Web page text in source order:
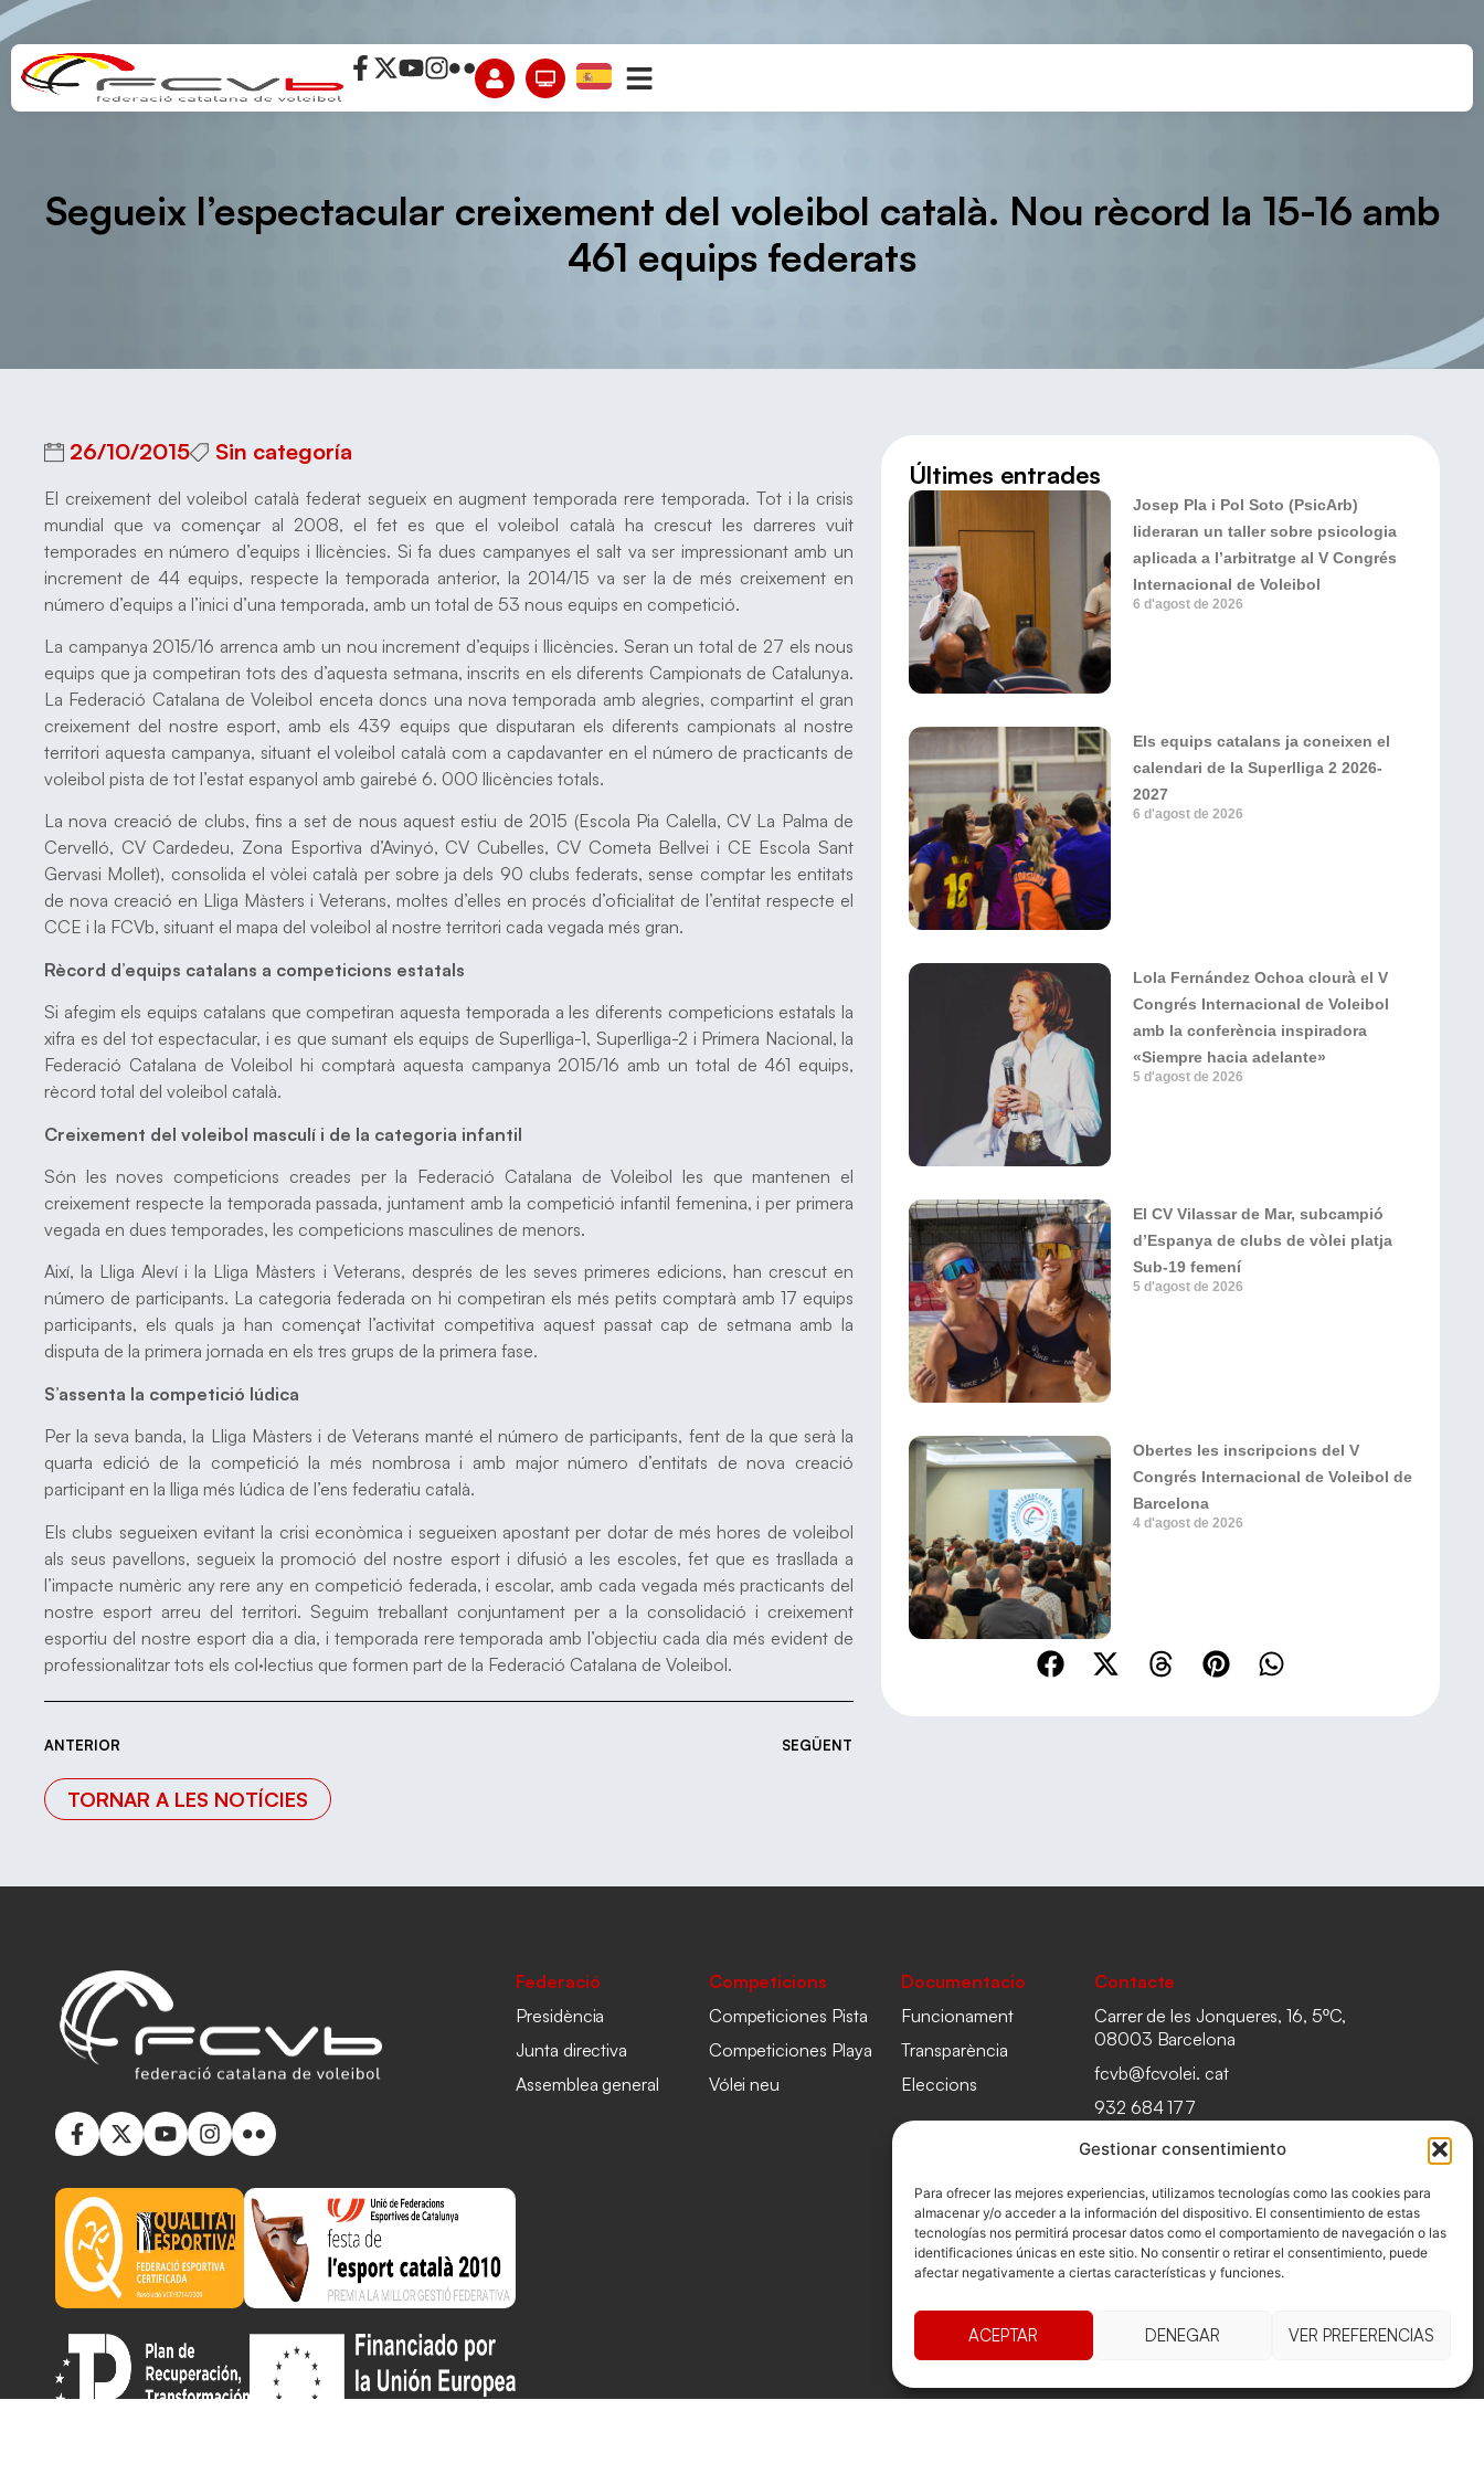
Gestionar consentimiento
Para ofrecer las mejores experiencias, utilizamos tecnologías como las cookies para
almacenar y/o acceder a la información del dispositivo. El consentimiento de estas
tecnologías nos permitirá procesar datos como el comportamiento de navegación o las
identificaciones únicas en este sitio. No consentir o retirar el consentimiento, puede
afectar negativamente a ciertas características y funciones.
ACEPTAR DENEGAR VER PREFERENCIAS
Segueix l’espectacular creixement del voleibol català. Nou rècord la 15-16 amb
461 equips federats
26/10/2015 Sin categoría
El creixement del voleibol català federat segueix en augment temporada rere temporada. Tot i la crisis
mundial que va començar al 2008, el fet es que el voleibol català ha crescut les darreres vuit
temporades en número d’equips i llicències. Si fa dues campanyes el salt va ser impressionant amb un
increment de 44 equips, respecte la temporada anterior, la 2014/15 va ser la de més creixement en
número d’equips a l’inici d’una temporada, amb un total de 53 nous equips en competició.
La campanya 2015/16 arrenca amb un nou increment d’equips i llicències. Seran un total de 27 els nous
equips que ja competiran tots des d’aquesta setmana, inscrits en els diferents Campionats de Catalunya.
La Federació Catalana de Voleibol enceta doncs una nova temporada amb alegries, compartint el gran
creixement del nostre esport, amb els 439 equips que disputaran els diferents campionats al nostre
territori aquesta campanya, situant el voleibol català com a capdavanter en el número de practicants de
voleibol pista de tot l’estat espanyol amb gairebé 6. 000 llicències totals.
La nova creació de clubs, fins a set de nous aquest estiu de 2015 (Escola Pia Calella, CV La Palma de
Cervelló, CV Cardedeu, Zona Esportiva d’Avinyó, CV Cubelles, CV Cometa Bellvei i CE Escola Sant
Gervasi Mollet), consolida el vòlei català per sobre ja dels 90 clubs federats, sense comptar les entitats
de nova creació en Lliga Màsters i Veterans, moltes d’elles en procés d’oficialitat de l’entitat respecte el
CCE i la FCVb, situant el mapa del voleibol al nostre territori cada vegada més gran.
Rècord d’equips catalans a competicions estatals
Si afegim els equips catalans que competiran aquesta temporada a les diferents competicions estatals la
xifra es del tot espectacular, i es que sumant els equips de Superlliga-1, Superlliga-2 i Primera Nacional, la
Federació Catalana de Voleibol hi comptarà aquesta campanya 2015/16 amb un total de 461 equips,
rècord total del voleibol català.
Creixement del voleibol masculí i de la categoria infantil
Són les noves competicions creades per la Federació Catalana de Voleibol les que mantenen el
creixement respecte la temporada passada, juntament amb la competició infantil femenina, i per primera
vegada en dues temporades, les competicions masculines de menors.
Així, la Lliga Aleví i la Lliga Màsters i Veterans, després de les seves primeres edicions, han crescut en
número de participants. La categoria federada on hi competiran els més petits comptarà amb 17 equips
participants, els quals ja han començat l’activitat competitiva aquest passat cap de setmana amb la
disputa de la primera jornada en els tres grups de la primera fase.
S’assenta la competició lúdica
Per la seva banda, la Lliga Màsters i de Veterans manté el número de participants, fent de la que serà la
quarta edició de la competició la més nombrosa i amb major número d’entitats de nova creació
participant en la lliga més lúdica de l’ens federatiu català.
Els clubs segueixen evitant la crisi econòmica i segueixen apostant per dotar de més hores de voleibol
als seus pavellons, segueix la promoció del nostre esport i difusió a les escoles, fet que es trasllada a
l’impacte numèric any rere any en competició federada, i escolar, amb cada vegada més practicants del
nostre esport arreu del territori. Seguim treballant conjuntament per a la consolidació i creixement
esportiu del nostre esport dia a dia, i temporada rere temporada amb l’objectiu cada dia més evident de
professionalitzar tots els col·lectius que formen part de la Federació Catalana de Voleibol.
ANTERIOR SEGÜENT
TORNAR A LES NOTÍCIES
Últimes entrades
Josep Pla i Pol Soto (PsicArb)
lideraran un taller sobre psicologia
aplicada a l’arbitratge al V Congrés
Internacional de Voleibol
6 d'agost de 2026
Els equips catalans ja coneixen el
calendari de la Superlliga 2 2026-
2027
6 d'agost de 2026
Lola Fernández Ochoa clourà el V
Congrés Internacional de Voleibol
amb la conferència inspiradora
«Siempre hacia adelante»
5 d'agost de 2026
El CV Vilassar de Mar, subcampió
d’Espanya de clubs de vòlei platja
Sub-19 femení
5 d'agost de 2026
Obertes les inscripcions del V
Congrés Internacional de Voleibol de
Barcelona
4 d'agost de 2026
Federació
Presidència
Junta directiva
Assemblea general
Competicions
Competiciones Pista
Competiciones Playa
Vólei neu
Documentacio
Funcionament
Transparència
Eleccions
Contacte
Carrer de les Jonqueres, 16, 5ºC,
08003 Barcelona
fcvb@fcvolei. cat
932 684 177